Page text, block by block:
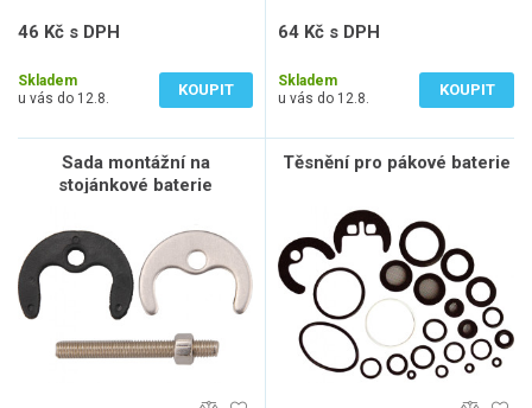
46 Kč s DPH
Skladem
u vás do 12.8.
KOUPIT
64 Kč s DPH
Skladem
u vás do 12.8.
KOUPIT
Sada montážní na
stojánkové baterie
Těsnění pro pákové baterie